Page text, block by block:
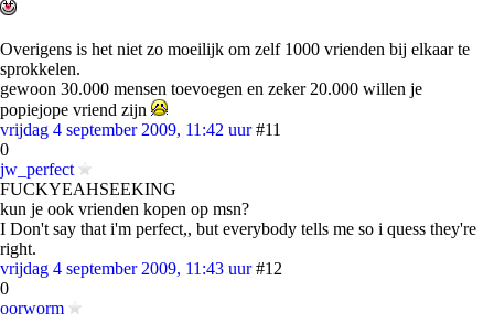
Overigens is het niet zo moeilijk om zelf 1000 vrienden bij elkaar te
sprokkelen.
gewoon 30.000 mensen toevoegen en zeker 20.000 willen je
popiejope vriend zijn
vrijdag 4 september 2009, 11:42 uur #11
0
jw_perfect
FUCKYEAHSEEKING
kun je ook vrienden kopen op msn?
I Don't say that i'm perfect,, but everybody tells me so i quess they're
right.
vrijdag 4 september 2009, 11:43 uur #12
0
oorworm